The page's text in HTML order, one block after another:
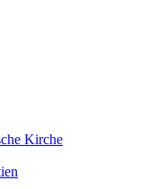
Kirche